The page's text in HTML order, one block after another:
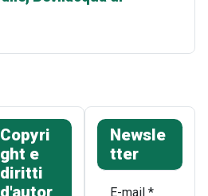
Copyri
ght e
diritti
d'autor
Newsle
tter
E-mail*